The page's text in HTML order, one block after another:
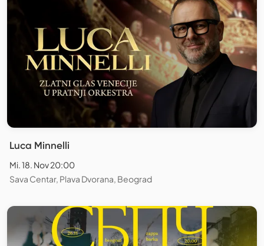
Luca Minnelli
Mi. 18. Nov 20:00
Sava Centar, Plava Dvorana, Beograd